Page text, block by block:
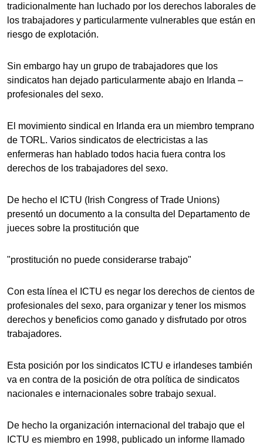
tradicionalmente han luchado por los derechos laborales de
los trabajadores y particularmente vulnerables que están en
riesgo de explotación.
Sin embargo hay un grupo de trabajadores que los
sindicatos han dejado particularmente abajo en Irlanda –
profesionales del sexo.
El movimiento sindical en Irlanda era un miembro temprano
de TORL. Varios sindicatos de electricistas a las
enfermeras han hablado todos hacia fuera contra los
derechos de los trabajadores del sexo.
De hecho el ICTU (Irish Congress of Trade Unions)
presentó un documento a la consulta del Departamento de
jueces sobre la prostitución que
"prostitución no puede considerarse trabajo"
Con esta línea el ICTU es negar los derechos de cientos de
profesionales del sexo, para organizar y tener los mismos
derechos y beneficios como ganado y disfrutado por otros
trabajadores.
Esta posición por los sindicatos ICTU e irlandeses también
va en contra de la posición de otra política de sindicatos
nacionales e internacionales sobre trabajo sexual.
De hecho la organización internacional del trabajo que el
ICTU es miembro en 1998, publicado un informe llamado